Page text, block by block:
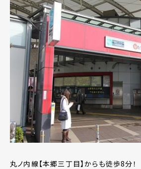
丸ノ内線【本郷三丁目】からも徒歩8分！